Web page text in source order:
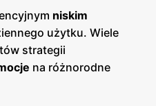
niskim
użytku. Wiele
strategii
na różnorodne